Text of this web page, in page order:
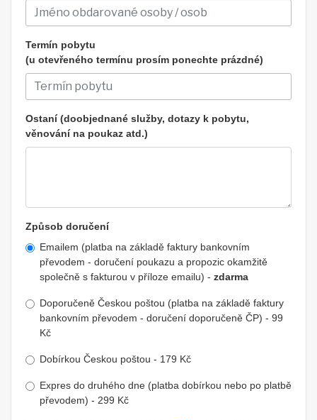
Termín pobytu
(u otevřeného termínu prosím ponechte prázdné)
Ostaní (doobjednané služby, dotazy k pobytu,
věnování na poukaz atd.)
Způsob doručení
Emailem (platba na základě faktury bankovním
převodem - doručení poukazu a propozic okamžitě
společně s fakturou v příloze emailu) - zdarma
Doporučeně Českou poštou (platba na základě faktury
bankovním převodem - doručení doporučeně ČP) - 99
Kč
Dobírkou Českou poštou - 179 Kč
Expres do druhého dne (platba dobírkou nebo po platbě
převodem) - 299 Kč